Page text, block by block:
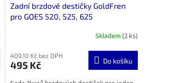
Zadní brzdové destičky GoldFren
pro GOES 520, 525, 625
Skladem (2 ks)
409,10 Kč bez DPH
495 Kč Do košíku